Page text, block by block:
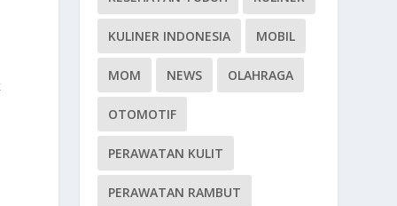
KULINER INDONESIA MOBIL
MOM NEWS OLAHRAGA
OTOMOTIF
PERAWATAN KULIT
PERAWATAN RAMBUT